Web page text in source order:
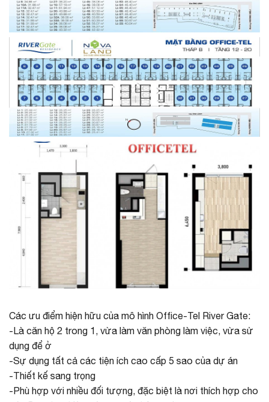
Các ưu điểm hiện hữu của mô hình Office-Tel River Gate:
-Là căn hộ 2 trong 1, vừa làm văn phòng làm việc, vừa sử
dụng để ở
-Sự dụng tất cả các tiện ích cao cấp 5 sao của dự án
-Thiết kế sang trọng
-Phù hợp với nhiều đối tượng, đặc biệt là nơi thích hợp cho